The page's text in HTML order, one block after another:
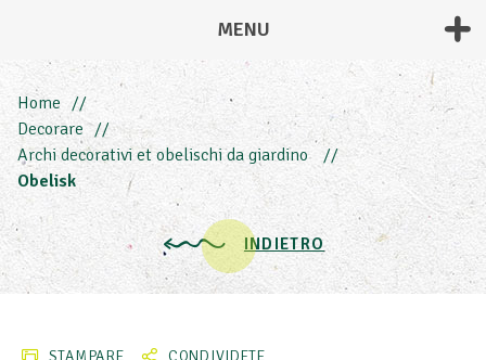
MENU
Home
Decorare
Archi decorativi et obelischi da giardino
Obelisk
INDIETRO
STAMPARE CONDIVIDETE
ALTEZZA
LUNGHEZZA
LARGHEZZA